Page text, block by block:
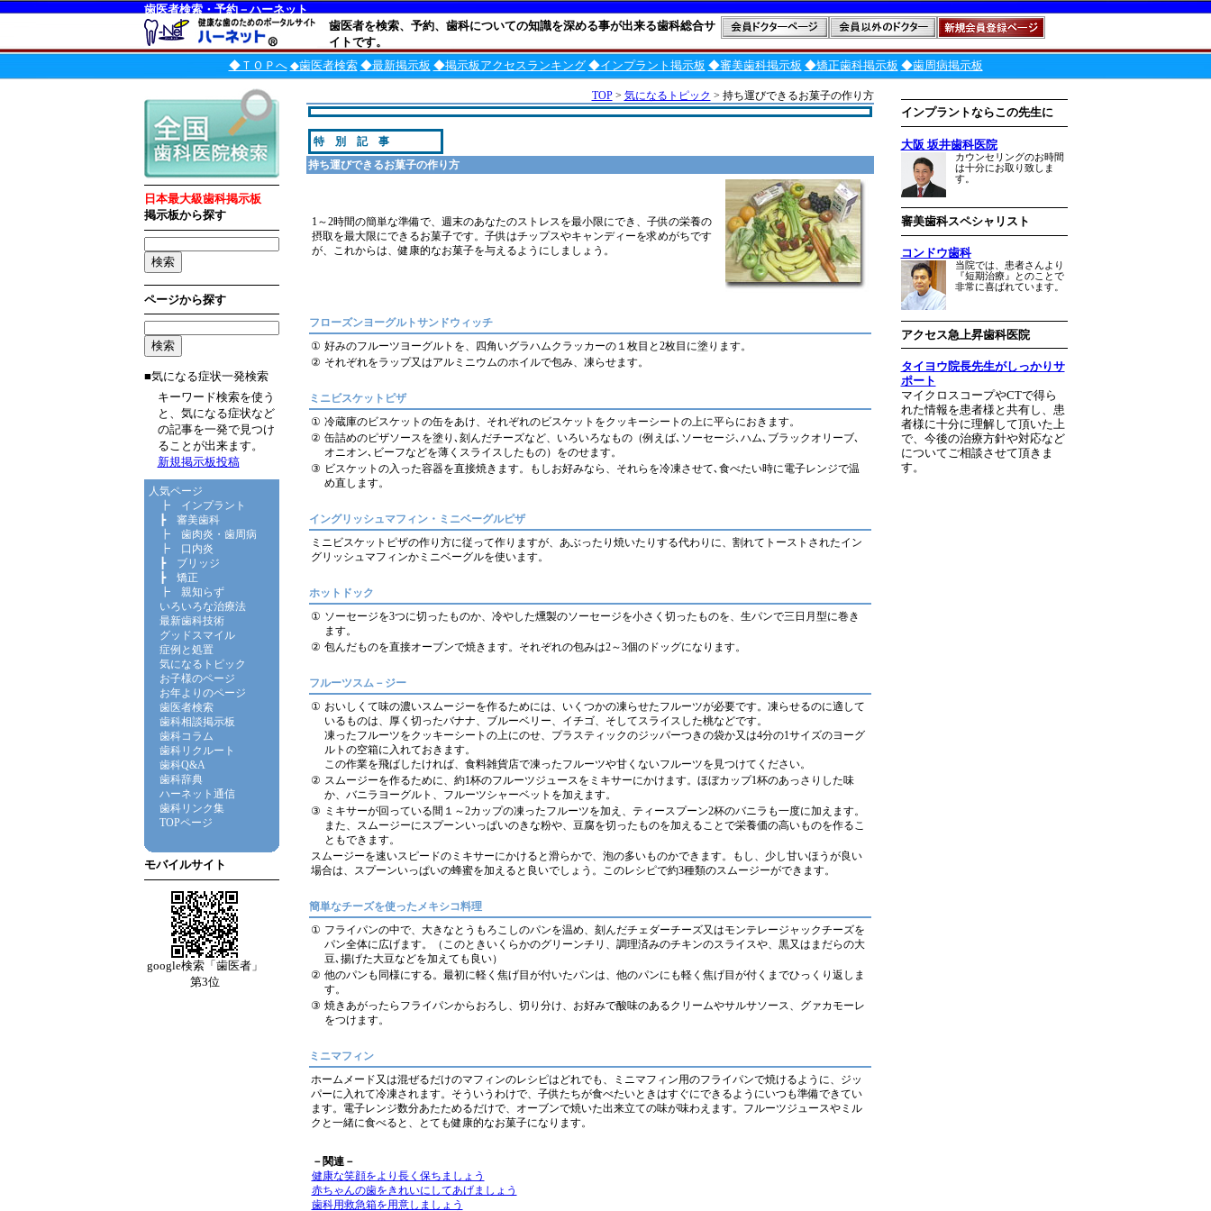
歯医者検索・予約－ハーネット
歯医者を検索、予約、歯科についての知識を深める事が出来る歯科総合サ
イトです。
◆ＴＯＰへ ◆歯医者検索 ◆最新掲示板 ◆掲示板アクセスランキング ◆インプラント掲示板 ◆審美歯科掲示板 ◆矯正歯科掲示板 ◆歯周病掲示板
日本最大級歯科掲示板
掲示板から探す
ページから探す
■気になる症状一発検索
キーワード検索を使う
と、気になる症状など
の記事を一発で見つけ
ることが出来ます。
新規掲示板投稿
人気ページ
┣
インプラント
┣ 審美歯科
┣ 歯肉炎・歯周病
┣
口内炎
┣
ブリッジ
┣ 矯正
┣ 親知らず
いろいろな治療法
最新歯科技術
グッドスマイル
症例と処置
気になるトピック
お子様のページ
お年よりのページ
歯医者検索
歯科相談掲示板
歯科コラム
歯科リクルート
歯科Q&A
歯科辞典
ハーネット通信
歯科リンク集
TOPページ
モバイルサイト
google検索「歯医者」
第3位
TOP> 気になるトピック > 持ち運びできるお菓子の作り方
特 別 記 事
持ち運びできるお菓子の作り方
1～2時間の簡単な準備で、週末のあなたのストレスを最小限にでき、子供の栄養の
摂取を最大限にできるお菓子です。子供はチップスやキャンディーを求めがちです
が、これからは、健康的なお菓子を与えるようにしましょう。
フローズンヨーグルトサンドウィッチ
① 好みのフルーツヨーグルトを、四角いグラハムクラッカーの１枚目と2枚目に塗ります。
② それぞれをラップ又はアルミニウムのホイルで包み、凍らせます。
ミニビスケットピザ
① 冷蔵庫のビスケットの缶をあけ、それぞれのビスケットをクッキーシートの上に平らにおきます。
② 缶詰めのピザソースを塗り､刻んだチーズなど、いろいろなもの（例えば､ソーセージ､ハム､ブラックオリーブ､
オニオン､ビーフなどを薄くスライスしたもの）をのせます。
③ ビスケットの入った容器を直接焼きます。もしお好みなら、それらを冷凍させて､食べたい時に電子レンジで温
め直します。
イングリッシュマフィン・ミニベーグルピザ
ミニビスケットピザの作り方に従って作りますが、あぶったり焼いたりする代わりに、割れてトーストされたイン
グリッシュマフィンかミニベーグルを使います。
ホットドック
① ソーセージを3つに切ったものか、冷やした燻製のソーセージを小さく切ったものを、生パンで三日月型に巻き
ます。
② 包んだものを直接オーブンで焼きます。それぞれの包みは2～3個のドッグになります。
フルーツスム－ジー
① おいしくて味の濃いスムージーを作るためには、いくつかの凍らせたフルーツが必要です。凍らせるのに適して
いるものは、厚く切ったバナナ、ブルーベリー、イチゴ、そしてスライスした桃などです。
凍ったフルーツをクッキーシートの上にのせ、プラスティックのジッパーつきの袋か又は4分の1サイズのヨーグ
ルトの空箱に入れておきます。
この作業を飛ばしたければ、食料雑貨店で凍ったフルーツや甘くないフルーツを見つけてください。
② スムージーを作るために、約1杯のフルーツジュースをミキサーにかけます。ほぼカップ1杯のあっさりした味
か、バニラヨーグルト、フルーツシャーベットを加えます。
③ ミキサーが回っている間１～2カップの凍ったフルーツを加え、ティースプーン2杯のバニラも一度に加えます。
また、スムージーにスプーンいっぱいのきな粉や、豆腐を切ったものを加えることで栄養価の高いものを作るこ
ともできます。
スムージーを速いスピードのミキサーにかけると滑らかで、泡の多いものかできます。もし、少し甘いほうが良い
場合は、スプーンいっぱいの蜂蜜を加えると良いでしょう。このレシピで約3種類のスムージーができます。
簡単なチーズを使ったメキシコ料理
① フライパンの中で、大きなとうもろこしのパンを温め、刻んだチェダーチーズ又はモンテレージャックチーズを
パン全体に広げます。（このときいくらかのグリーンチリ、調理済みのチキンのスライスや、黒又はまだらの大
豆､揚げた大豆などを加えても良い）
② 他のパンも同様にする。最初に軽く焦げ目が付いたパンは、他のパンにも軽く焦げ目が付くまでひっくり返しま
す。
③ 焼きあがったらフライパンからおろし、切り分け、お好みで酸味のあるクリームやサルサソース、グァカモーレ
をつけます。
ミニマフィン
ホームメード又は混ぜるだけのマフィンのレシピはどれでも、ミニマフィン用のフライパンで焼けるように、ジッ
パーに入れて冷凍されます。そういうわけで、子供たちが食べたいときはすぐにできるようにいつも準備できてい
ます。電子レンジ数分あたためるだけで、オーブンで焼いた出来立ての味が味わえます。フルーツジュースやミル
クと一緒に食べると、とても健康的なお菓子になります。
－関連－
健康な笑顔をより長く保ちましょう
赤ちゃんの歯をきれいにしてあげましょう
歯科用救急箱を用意しましょう
インプラントならこの先生に
大阪 坂井歯科医院
カウンセリングのお時間
は十分にお取り致しま
す。
審美歯科スペシャリスト
コンドウ歯科
当院では、患者さんより
『短期治療』とのことで
非常に喜ばれています。
アクセス急上昇歯科医院
タイヨウ院長先生がしっかりサ
ポート
マイクロスコープやCTで得ら
れた情報を患者様と共有し、患
者様に十分に理解して頂いた上
で、今後の治療方針や対応など
についてご相談させて頂きま
す。